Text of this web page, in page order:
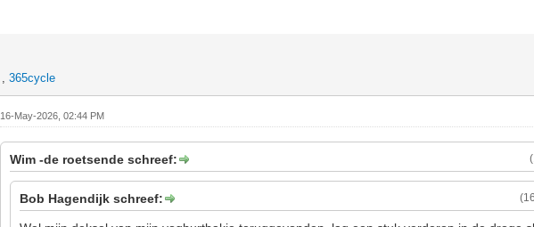
,365cycle
16-May-2026, 02:44 PM
Wim -de roetsende schreef:
Bob Hagendijk schreef: